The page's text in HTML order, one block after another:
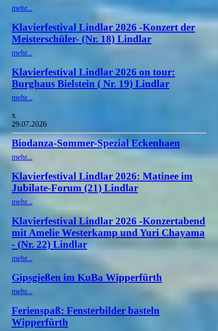
mehr...
Klavierfestival Lindlar 2026 -Konzert der
Meisterschüler- (Nr. 18) Lindlar
mehr...
Klavierfestival Lindlar 2026 on tour:
Burghaus Bielstein ( Nr. 19) Lindlar
mehr...
x
29.07.2026
Biodanza-Sommer-Spezial Eckenhaen
mehr...
Klavierfestival Lindlar 2026: Matinee im
Jubilate-Forum (21) Lindlar
mehr...
Klavierfestival Lindlar 2026 -Konzertabend
mit Amelie Westerkamp und Yuri Chayama
- (Nr. 22) Lindlar
mehr...
Gipsgießen im KuBa Wipperfürth
mehr...
Ferienspaß: Fensterbilder basteln
Wipperfürth